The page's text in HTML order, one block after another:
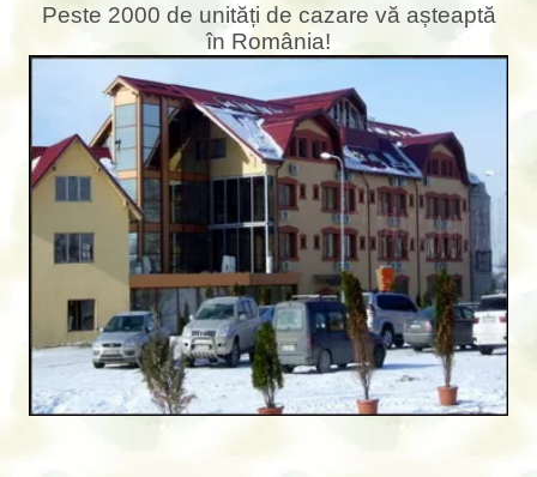
Peste 2000 de unități de cazare vă așteaptă
în România!